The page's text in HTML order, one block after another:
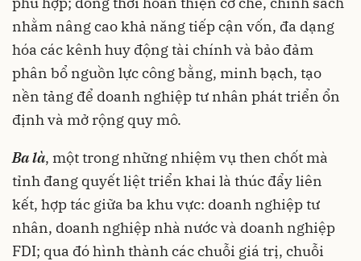
nhằm nâng cao khả năng tiếp cận vốn, đa dạng
hóa các kênh huy động tài chính và bảo đảm
phân bổ nguồn lực công bằng, minh bạch, tạo
nền tảng để doanh nghiệp tư nhân phát triển ổn
định và mở rộng quy mô.
Ba là, một trong những nhiệm vụ then chốt mà
tỉnh đang quyết liệt triển khai là thúc đẩy liên
kết, hợp tác giữa ba khu vực: doanh nghiệp tư
nhân, doanh nghiệp nhà nước và doanh nghiệp
FDI; qua đó hình thành các chuỗi giá trị, chuỗi